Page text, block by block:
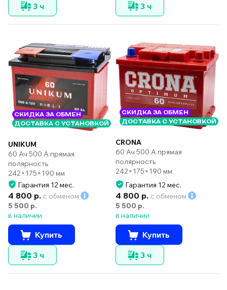
3 ч
3 ч
СКИДКА ЗА ОБМЕН
ДОСТАВКА С УСТАНОВКОЙ
UNIKUM
60 Ач 500 А прямая
полярность
242×175×190 мм
Гарантия 12 мес.
4 800 р. с обменом
5 500 р.
в наличии
Купить
3 ч
СКИДКА ЗА ОБМЕН
ДОСТАВКА С УСТАНОВКОЙ
CRONA
60 Ач 500 А прямая
полярность
242×175×190 мм
Гарантия 12 мес.
4 800 р. с обменом
5 500 р.
в наличии
Купить
3 ч